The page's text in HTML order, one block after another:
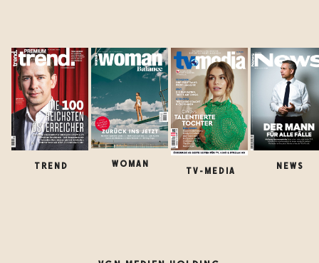
TREND WOMAN
TV-MEDIA
NEWS